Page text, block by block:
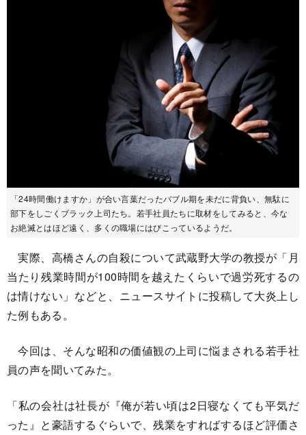
「24時間働けますか」が合い言葉だったバブル期を未だに背負い、無駄に
部下をしごくブラック上司たち。若手社員たちに取材をしてみると、今な
お絶滅とはほど遠く、多くの職場にはびこっているようだ。
実際、高橋さんの自殺について武蔵野大学の教授が「月
当たり残業時間が100時間を越えたくらいで過労死するの
は情けない」などと、ニュースサイトに投稿して大炎上し
た例もある。
今回は、そんな昭和の価値観の上司に悩まされる若手社
員の声を聞いてみた。
「私の会社は社長が『俺が若い頃は2日寝なくても平気だ
った』と豪語するぐらいで、残業をすればするほど評価さ